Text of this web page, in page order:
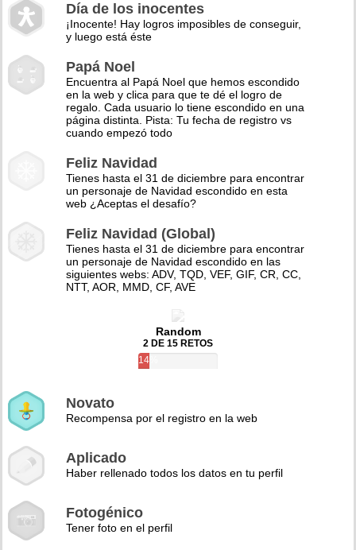
Día de los inocentes
¡Inocente! Hay logros imposibles de conseguir,
y luego está éste
Papá Noel
Encuentra al Papá Noel que hemos escondido
en la web y clica para que te dé el logro de
regalo. Cada usuario lo tiene escondido en una
página distinta. Pista: Tu fecha de registro vs
cuando empezó todo
Feliz Navidad
Tienes hasta el 31 de diciembre para encontrar
un personaje de Navidad escondido en esta
web ¿Aceptas el desafío?
Feliz Navidad (Global)
Tienes hasta el 31 de diciembre para encontrar
un personaje de Navidad escondido en las
siguientes webs: ADV, TQD, VEF, GIF, CR, CC,
NTT, AOR, MMD, CF, AVE
Random
2 DE 15 RETOS
14%
Novato
Recompensa por el registro en la web
Aplicado
Haber rellenado todos los datos en tu perfil
Fotogénico
Tener foto en el perfil